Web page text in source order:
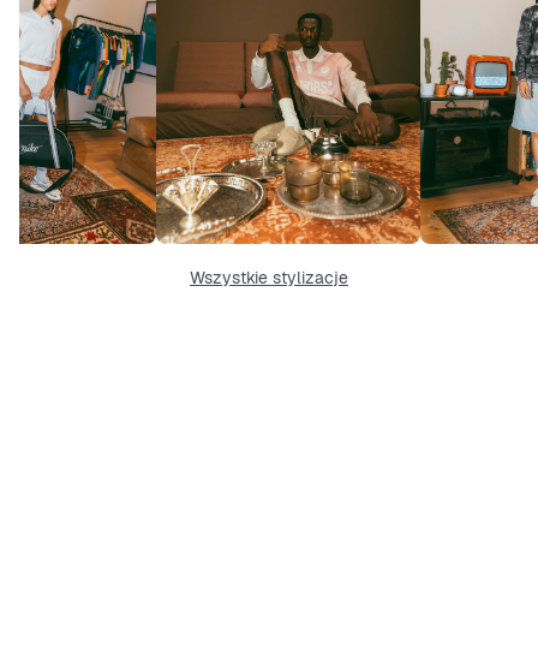
Wszystkie stylizacje